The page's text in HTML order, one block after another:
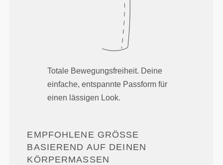
Totale Bewegungsfreiheit. Deine
einfache, entspannte Passform für
einen lässigen Look.
EMPFOHLENE GRÖSSE B
ASIEREND AUF DEINEN K
ÖRPERMASSEN